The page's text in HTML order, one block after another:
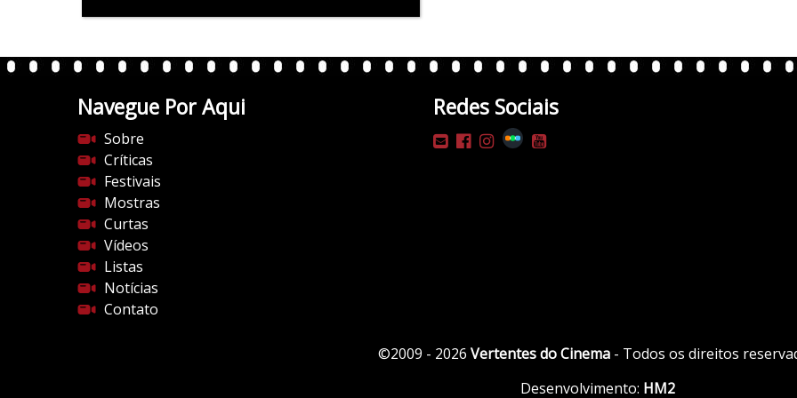
Navegue Por Aqui
Sobre
Críticas
Festivais
Mostras
Curtas
Vídeos
Listas
Notícias
Contato
Redes Sociais
©2009 - 2026 Vertentes do Cinema - Todos os direitos
Desenvolvimento: HM2